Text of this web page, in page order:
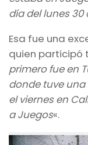
día del lunes 30
Esa fue una
quien participó
primero fue en
donde tuve
el viernes en
a Juegos«.